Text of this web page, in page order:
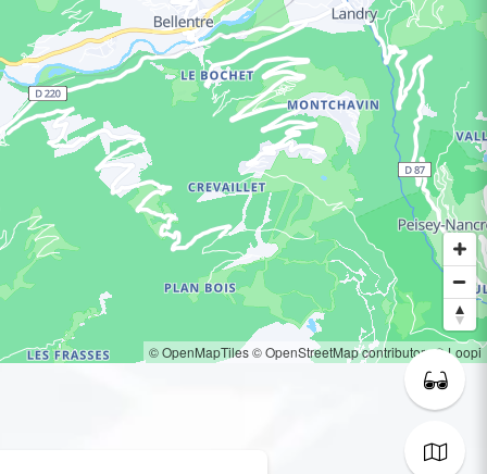
© OpenMapTiles© OpenStreetMap contributors© Loopi